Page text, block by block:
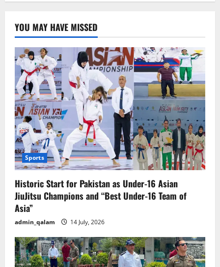
تشدد
سے
ہوئی،صلاح
الدین
کی
فرانزک
رپورٹ
میں
انکشاف
YOU MAY HAVE MISSED
Sports
Historic Start for Pakistan as Under-16 Asian
JiuJitsu Champions and “Best Under-16 Team of
Asia”
admin_qalam 14 July, 2026